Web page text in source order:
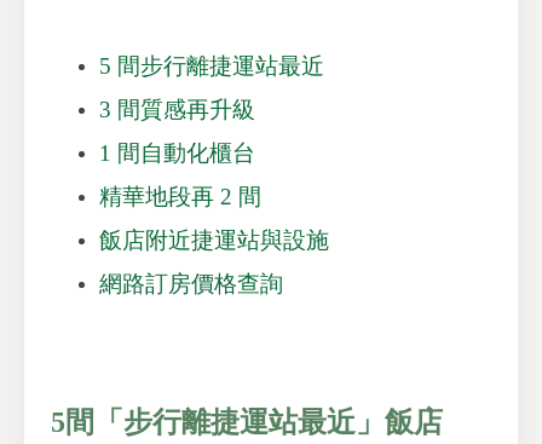
5 間步行離捷運站最近
3 間質感再升級
1 間自動化櫃台
精華地段再 2 間
飯店附近捷運站與設施
網路訂房價格查詢
5間「步行離捷運站最近」飯店